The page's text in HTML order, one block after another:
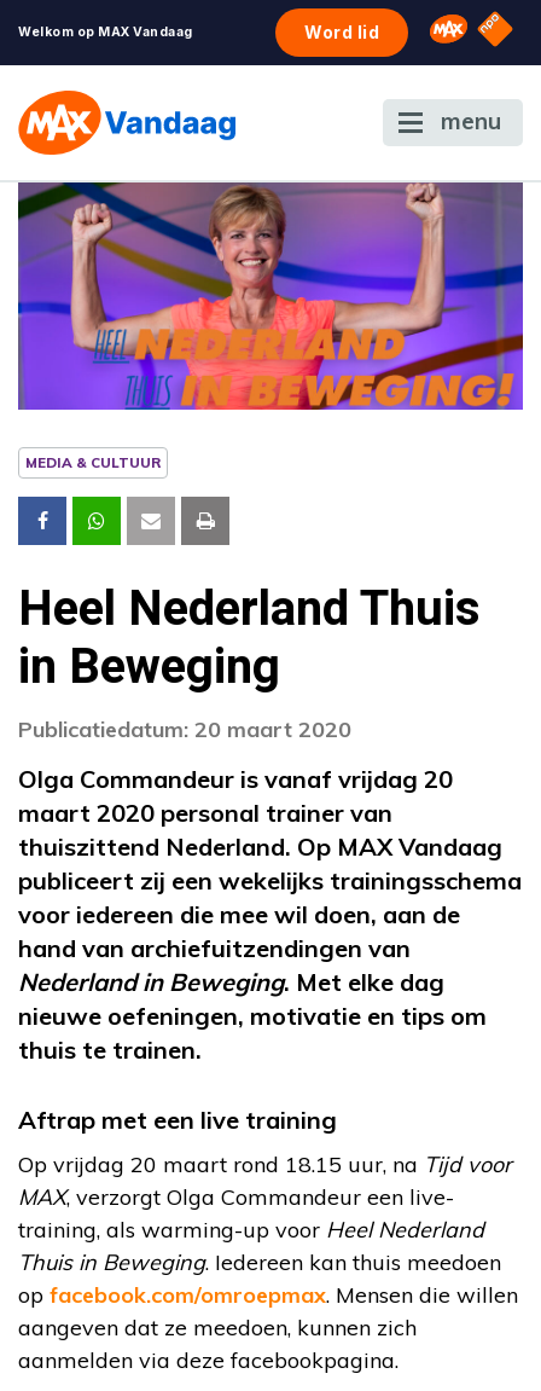
Welkom op MAX Vandaag Word lid Omroep
NPO
menu
MEDIA & CULTUUR
Heel Nederland Thuis
in Beweging
Publicatiedatum: 20 maart 2020
Olga Commandeur is vanaf vrijdag 20
maart 2020 personal trainer van
thuiszittend Nederland. Op MAX Vandaag
publiceert zij een wekelijks trainingsschema
voor iedereen die mee wil doen, aan de
hand van archiefuitzendingen van
Nederland in Beweging. Met elke dag
nieuwe oefeningen, motivatie en tips om
thuis te trainen.
Aftrap met een live training
Op vrijdag 20 maart rond 18.15 uur, na Tijd voor
MAX, verzorgt Olga Commandeur een live-
training, als warming-up voor Heel Nederland
Thuis in Beweging. Iedereen kan thuis meedoen
op facebook.com/omroepmax. Mensen die willen
aangeven dat ze meedoen, kunnen zich
aanmelden via deze facebookpagina.